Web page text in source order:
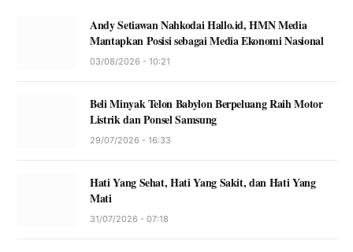
Andy Setiawan Nahkodai Hallo.id, HMN Media
Mantapkan Posisi sebagai Media Ekonomi Nasional
03/08/2026 - 10:21
Beli Minyak Telon Babylon Berpeluang Raih Motor
Listrik dan Ponsel Samsung
29/07/2026 - 16:33
Hati Yang Sehat, Hati Yang Sakit, dan Hati Yang
Mati
31/07/2026 - 07:18